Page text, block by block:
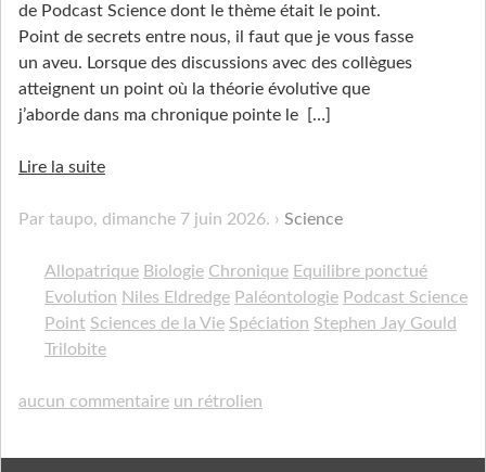
de Podcast Science dont le thème était le point.
Point de secrets entre nous, il faut que je vous fasse
un aveu. Lorsque des discussions avec des collègues
atteignent un point où la théorie évolutive que
j’aborde dans ma chronique pointe le
[…]
Lire la suite
Par taupo, dimanche 7 juin 2026. Science
Allopatrique Biologie Chronique Equilibre ponctué
Evolution Niles Eldredge Paléontologie Podcast Science
Point Sciences de la Vie Spéciation Stephen Jay Gould
Trilobite
aucun commentaire un rétrolien